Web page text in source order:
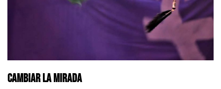
Cambiar la mirada